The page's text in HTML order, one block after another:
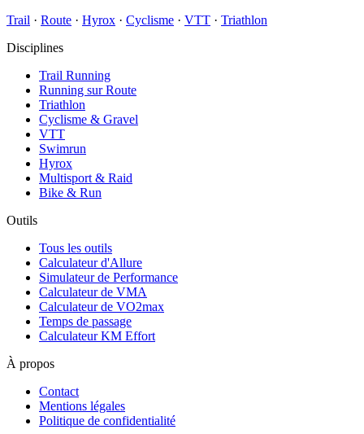
Trail · Route · Hyrox · Cyclisme · VTT · Triathlon
Disciplines
Trail Running
Running sur Route
Triathlon
Cyclisme & Gravel
VTT
Swimrun
Hyrox
Multisport & Raid
Bike & Run
Outils
Tous les outils
Calculateur d'Allure
Simulateur de Performance
Calculateur de VMA
Calculateur de VO2max
Temps de passage
Calculateur KM Effort
À propos
Contact
Mentions légales
Politique de confidentialité